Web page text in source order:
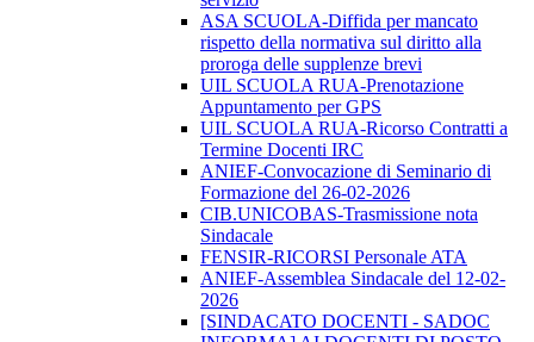
ASA SCUOLA-Diffida per mancato
rispetto della normativa sul diritto alla
proroga delle supplenze brevi
UIL SCUOLA RUA-Prenotazione
Appuntamento per GPS
UIL SCUOLA RUA-Ricorso Contratti a
Termine Docenti IRC
ANIEF-Convocazione di Seminario di
Formazione del 26-02-2026
CIB.UNICOBAS-Trasmissione nota
Sindacale
FENSIR-RICORSI Personale ATA
ANIEF-Assemblea Sindacale del 12-02-
2026
[SINDACATO DOCENTI - SADOC